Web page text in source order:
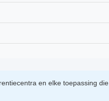
en elke toepassing die